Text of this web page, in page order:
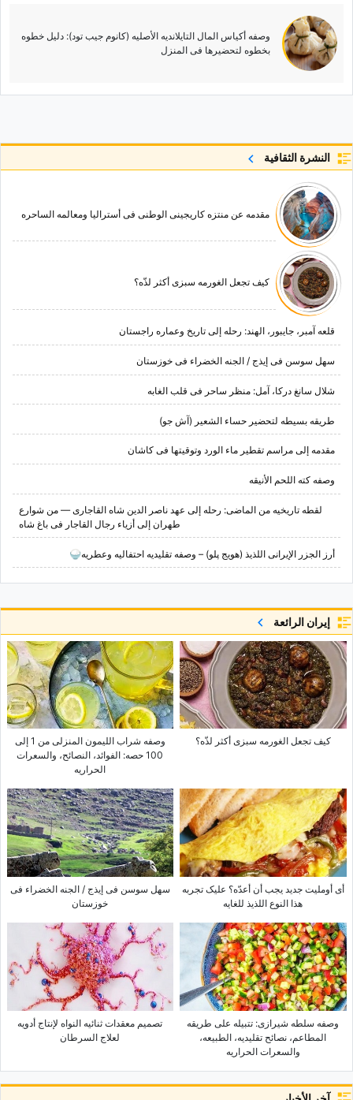
وصفه أکیاس المال التایلاندیه الأصلیه (کانوم جیب تود): دلیل خطوه
بخطوه لتحضیرها فی المنزل
النشرة الثقافية
مقدمه عن منتزه کاریجینی الوطنی فی أسترالیا ومعالمه الساحره
کیف تجعل الغورمه سبزی أکثر لذّه؟
قلعه آمبر، جایبور، الهند: رحله إلى تاریخ وعماره راجستان
سهل سوسن فی إیذج / الجنه الخضراء فی خوزستان
شلال سانغ درکا، آمل: منظر ساحر فی قلب الغابه
طریقه بسیطه لتحضیر حساء الشعیر (آش جو)
مقدمه إلى مراسم تقطیر ماء الورد وتوقیتها فی کاشان
وصفه کته اللحم الأنیقه
لقطه تاریخیه من الماضی: رحله إلى عهد ناصر الدین شاه القاجاری — من شوارع
طهران إلى أزیاء رجال القاجار فی باغ شاه
أرز الجزر الإیرانی اللذیذ (هویج پلو) – وصفه تقلیدیه احتفالیه وعطریه🍚
إيران الرائعة
کیف تجعل الغورمه سبزی أکثر لذّه؟
وصفه شراب اللیمون المنزلی من 1 إلى
100 حصه: الفوائد، النصائح، والسعرات
الحراریه
أی أوملیت جدید یجب أن أعدّه؟ علیک تجربه
هذا النوع اللذیذ للغایه
سهل سوسن فی إیذج / الجنه الخضراء فی
خوزستان
وصفه سلطه شیرازی: تتبیله على طریقه
المطاعم، نصائح تقلیدیه، الطبیعه،
والسعرات الحراریه
تصمیم معقدات ثنائیه النواه لإنتاج أدویه
لعلاج السرطان